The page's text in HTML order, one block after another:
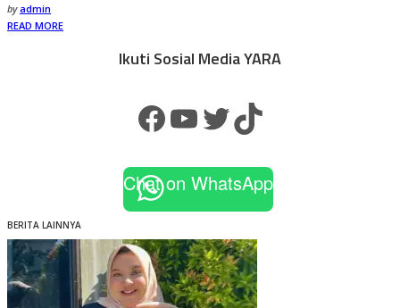
Posted
by
byadmin
READ MORE
Ikuti Sosial Media YARA
Facebook
YouTube
Twitter
TikTok
Chat on WhatsApp
BERITA LAINNYA